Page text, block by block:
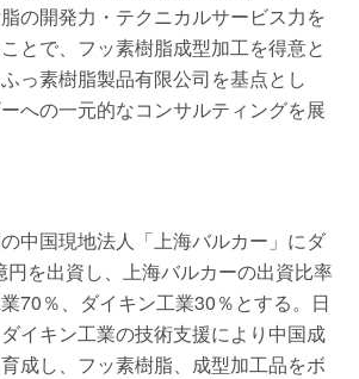
の開発力・テクニカルサービス力を
とで、フッ素樹脂成型加工を得意と
っ素樹脂製品有限公司を基点とし
への一元的なコンサルティングを展
中国現地法人「上海バルカー」にダ
円を出資し、上海バルカーの出資比率
70％、ダイキン工業30％とする。日
イキン工業の技術支援により中国成
成し、フッ素樹脂、成型加工品をボ